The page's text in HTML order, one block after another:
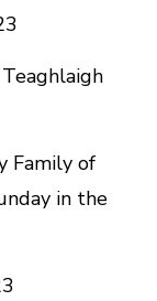
Family of
in the